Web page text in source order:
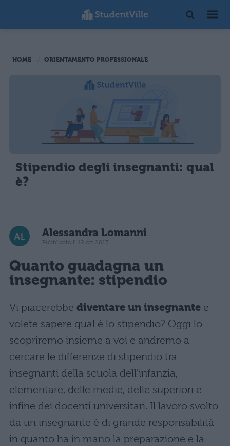
HOME ORIENTAMENTO PROFESSIONALE
Stipendio degli insegnanti: qual
è?
Alessandra Lomanni
Pubblicato il 12 ott 2017
Quanto guadagna un
insegnante: stipendio
Vi piacerebbe diventare un insegnante e
volete sapere qual è lo stipendio? Oggi lo
scopriremo insieme a voi e andremo a
cercare le differenze di stipendio tra
insegnanti della scuola dell’infanzia,
elementare, delle medie, delle superiori e
infine dei docenti universitari. Il lavoro svolto
da un insegnante è di grande responsabilità
in quanto ha in mano la preparazione e la